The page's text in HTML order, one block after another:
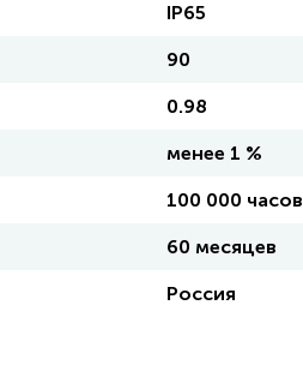
IP65
90
0.98
менее 1 %
100 000 часов
60 месяцев
Россия